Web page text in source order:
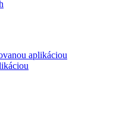
aplikáciou